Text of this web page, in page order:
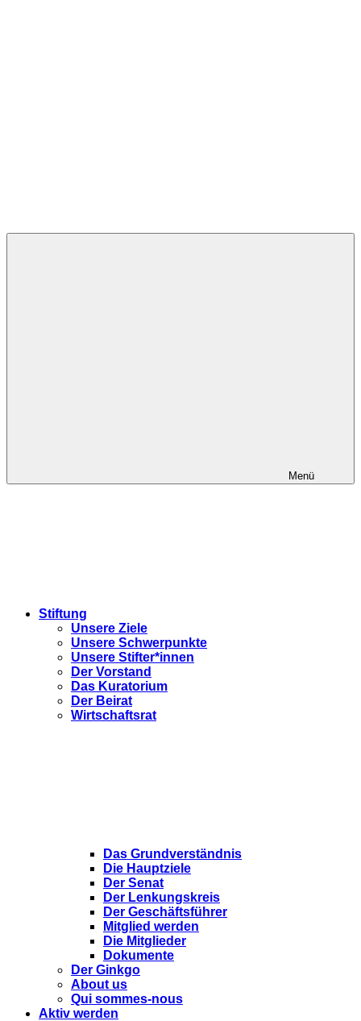
Menü
Stiftung
Unsere Ziele
Unsere Schwerpunkte
Unsere Stifter*innen
Der Vorstand
Das Kuratorium
Der Beirat
Wirtschaftsrat
Das Grundverständnis
Die Hauptziele
Der Senat
Der Lenkungskreis
Der Geschäftsführer
Mitglied werden
Die Mitglieder
Dokumente
Der Ginkgo
About us
Qui sommes-nous
Aktiv werden